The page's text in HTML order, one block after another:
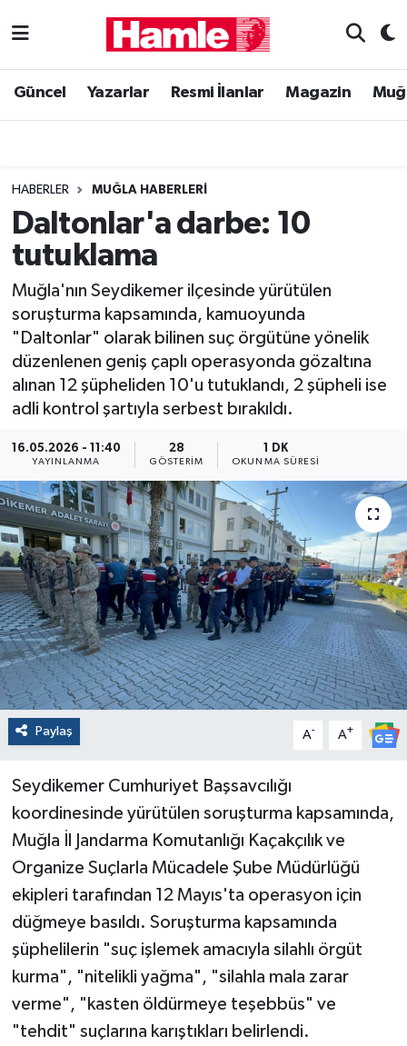
Güncel Yazarlar Resmi İlanlar Magazin
HABERLER MUĞLA HABERLERI
Daltonlar'a darbe: 10
tutuklama
Muğla'nın Seydikemer ilçesinde yürütülen
soruşturma kapsamında, kamuoyunda
"Daltonlar" olarak bilinen suç örgütüne yönelik
düzenlenen geniş çaplı operasyonda gözaltına
alınan 12 şüpheliden 10'u tutuklandı, 2 şüpheli ise
adli kontrol şartıyla serbest bırakıldı.
16.05.2026 - 11:40
YAYINLANMA
28
GÖSTERIM
1 DK
OKUNMA SÜRESI
Paylaş A- A+
Seydikemer Cumhuriyet Başsavcılığı
koordinesinde yürütülen soruşturma kapsamında,
Muğla İl Jandarma Komutanlığı Kaçakçılık ve
Organize Suçlarla Mücadele Şube Müdürlüğü
ekipleri tarafından 12 Mayıs'ta operasyon için
düğmeye basıldı. Soruşturma kapsamında
şüphelilerin "suç işlemek amacıyla silahlı örgüt
kurma", "nitelikli yağma", "silahla mala zarar
verme", "kasten öldürmeye teşebbüs" ve
"tehdit" suçlarına karıştıkları belirlendi.
Güncel
Magazin
Muğla Haber
Siyaset
Muğla Nöbetçi Eczaneler
Muğla Trafik Yoğunluk Haritası
Süper Lig Puan Durumu ve Fikstür
Tüm Manşetler
Son Dakika Haberleri
Haber Arşivi